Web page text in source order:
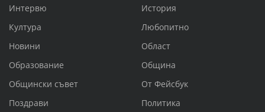
Интервю
История
Култура
Любопитно
Новини
Област
Образование
Община
Общински съвет
От Фейсбук
Поздрави
Политика